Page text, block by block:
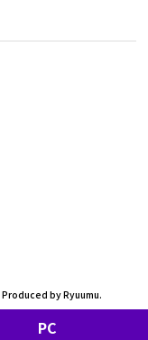
Produced by Ryuumu.
PC